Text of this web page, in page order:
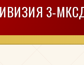
3-